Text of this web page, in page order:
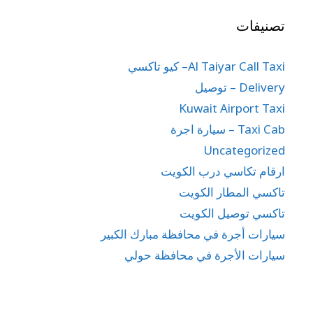
تصنيفات
Al Taiyar Call Taxi– كيو تاكسي
Delivery – توصيل
Kuwait Airport Taxi
Taxi Cab – سيارة اجرة
Uncategorized
ارقام تكاسي درب الكويت
تاكسي المطار الكويت
تاكسي توصيل الكويت
سيارات أجرة في محافظة مبارك الكبير
سيارات الأجرة في محافظة حولي